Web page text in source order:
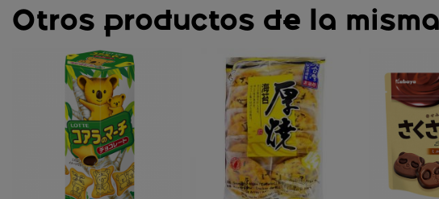
Otros productos de la